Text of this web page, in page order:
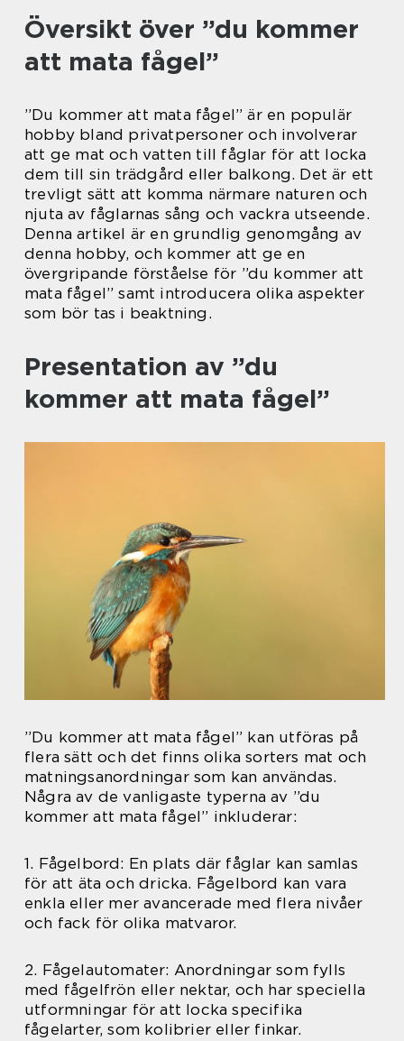
Översikt över ”du kommer
att mata fågel”
”Du kommer att mata fågel” är en populär
hobby bland privatpersoner och involverar
att ge mat och vatten till fåglar för att locka
dem till sin trädgård eller balkong. Det är ett
trevligt sätt att komma närmare naturen och
njuta av fåglarnas sång och vackra utseende.
Denna artikel är en grundlig genomgång av
denna hobby, och kommer att ge en
övergripande förståelse för ”du kommer att
mata fågel” samt introducera olika aspekter
som bör tas i beaktning.
Presentation av ”du
kommer att mata fågel”
”Du kommer att mata fågel” kan utföras på
flera sätt och det finns olika sorters mat och
matningsanordningar som kan användas.
Några av de vanligaste typerna av ”du
kommer att mata fågel” inkluderar:
1. Fågelbord: En plats där fåglar kan samlas
för att äta och dricka. Fågelbord kan vara
enkla eller mer avancerade med flera nivåer
och fack för olika matvaror.
2. Fågelautomater: Anordningar som fylls
med fågelfrön eller nektar, och har speciella
utformningar för att locka specifika
fågelarter, som kolibrier eller finkar.